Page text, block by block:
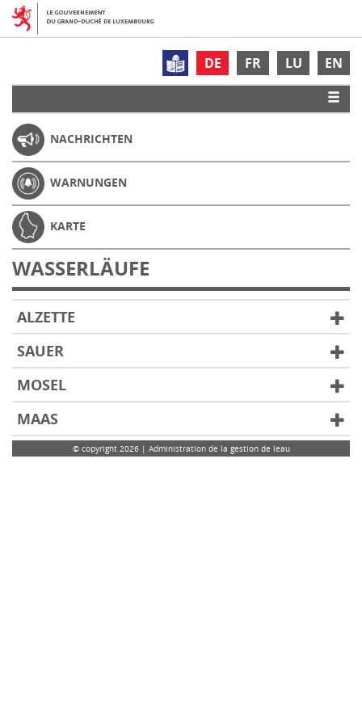
DE FR LU EN
NACHRICHTEN
WARNUNGEN
KARTE
WASSERLÄUFE
ALZETTE
SAUER
MOSEL
MAAS
© copyright 2026 | Administration de la gestion de leau